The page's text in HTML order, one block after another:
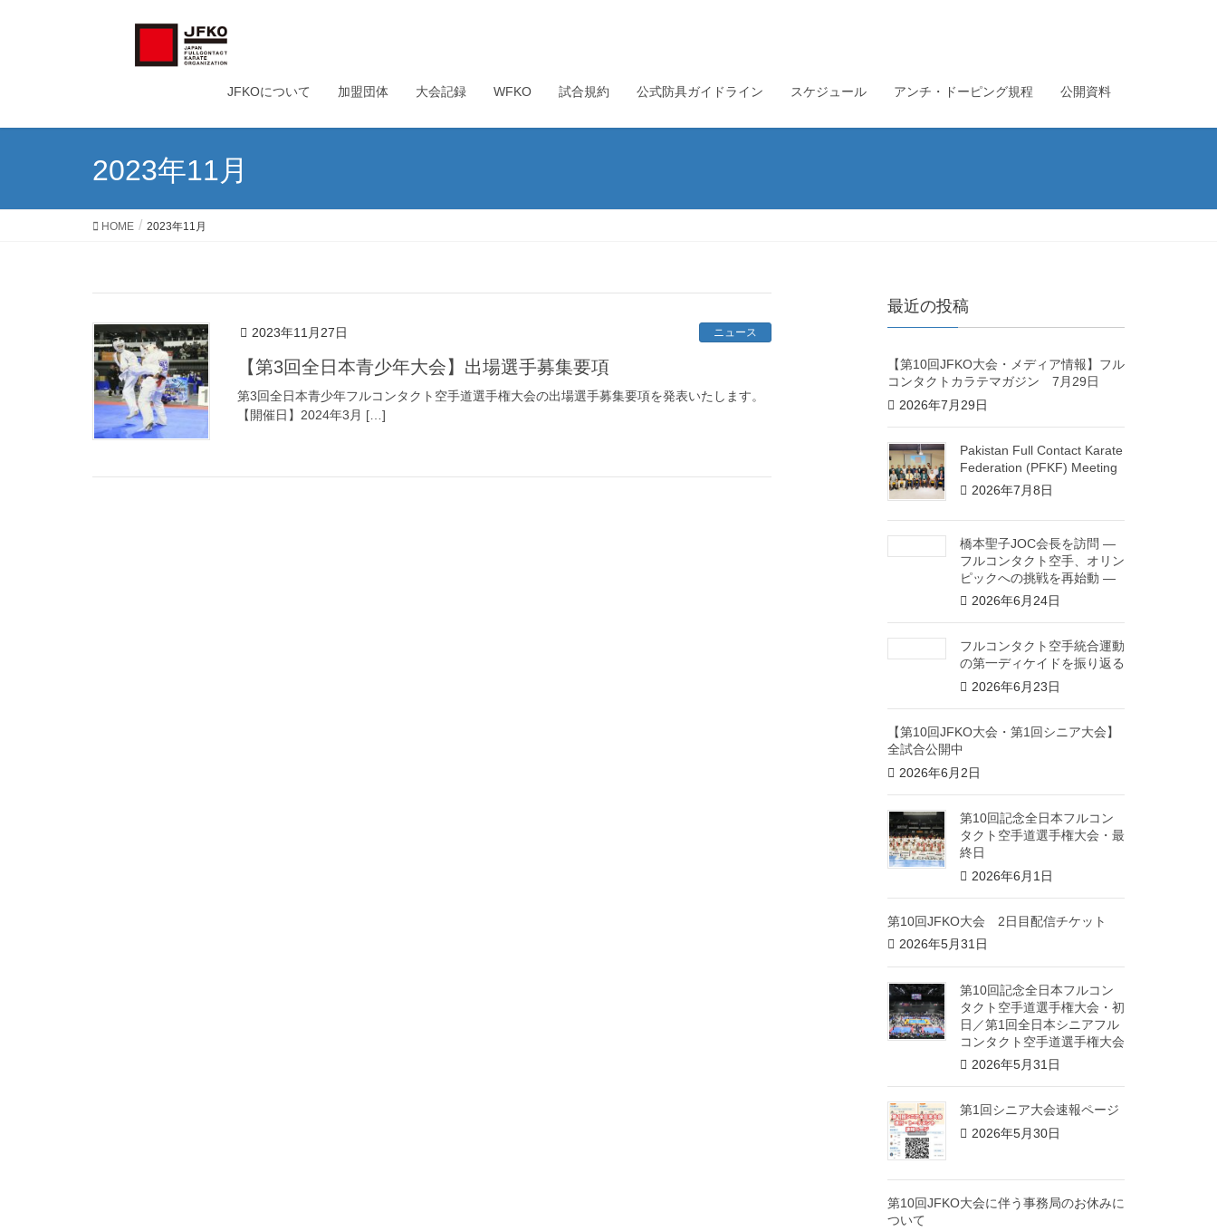
JFKOについて 加盟団体 大会記録 WFKO 試合規約 公式防具ガイドライン スケジュール アンチ・ドーピング規程 公開資料
2023年11月
HOME 2023年11月
2023年11月27日 ニュース
【第3回全日本青少年大会】出場選手募集要項
第3回全日本青少年フルコンタクト空手道選手権大会の出場選手募集要項を発表いたします。
【開催日】2024年3月 […]
最近の投稿
【第10回JFKO大会・メディア情報】フル
コンタクトカラテマガジン 7月29日
2026年7月29日
Pakistan Full Contact Karate
Federation (PFKF) Meeting
2026年7月8日
橋本聖子JOC会長を訪問 ―
フルコンタクト空手、オリン
ピックへの挑戦を再始動 ―
2026年6月24日
フルコンタクト空手統合運動
の第一ディケイドを振り返る
2026年6月23日
【第10回JFKO大会・第1回シニア大会】
全試合公開中
2026年6月2日
第10回記念全日本フルコン
タクト空手道選手権大会・最
終日
2026年6月1日
第10回JFKO大会 2日目配信チケット
2026年5月31日
第10回記念全日本フルコン
タクト空手道選手権大会・初
日／第1回全日本シニアフル
コンタクト空手道選手権大会
2026年5月31日
第1回シニア大会速報ページ
2026年5月30日
第10回JFKO大会に伴う事務局のお休みに
ついて